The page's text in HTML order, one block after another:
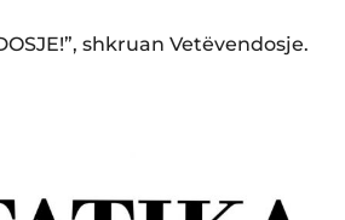
shkruan Vetëvendosje.